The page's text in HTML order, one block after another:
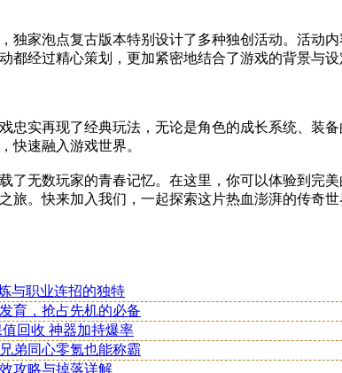
独家泡点复古版本特别设计了多种独创活动。活动
都经过精心策划，更加紧密地结合了游戏的背景与设
忠实再现了经典玩法，无论是角色的成长系统、装
快速融入游戏世界。
了无数玩家的青春记忆。在这里，你可以体验到完
旅。快来加入我们，一起探索这片热血澎湃的传奇世
与职业连招的独特
育，抢占先机的必备
回收 神器加持爆率
弟同心零氪也能称霸
攻略与掉落详解